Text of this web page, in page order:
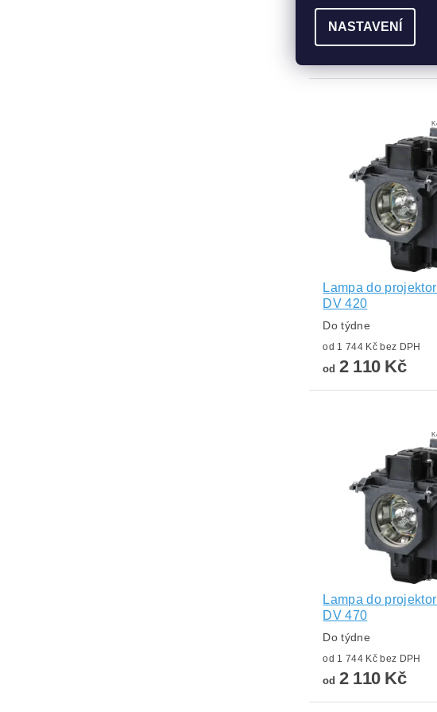
Do týdne
Lampa do
DV 420
Do týdne
od 1 744 Kč bez DPH
od 2 110 Kč
Lampa do
DV 470
Do týdne
od 1 744 Kč bez DPH
od 2 110 Kč
NASTAVENÍ